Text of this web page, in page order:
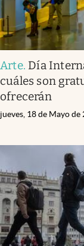
Arte. Día
cuáles son
ofrecerán
jueves, 18 de Mayo de